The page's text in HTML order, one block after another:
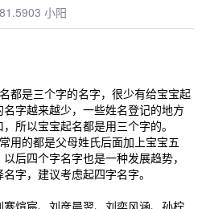
小阳
都是三个字的名字，很少有给宝宝起
字越来越少，一些姓名登记的地方
所以宝宝起名都是用三个字的。
用的都是父母姓氏后面加上宝宝五
后四个字名字也是一种发展趋势，
字，建议考虑起四字名字。
煊宸、刘彦晨翌、刘奕风涵、孙柠